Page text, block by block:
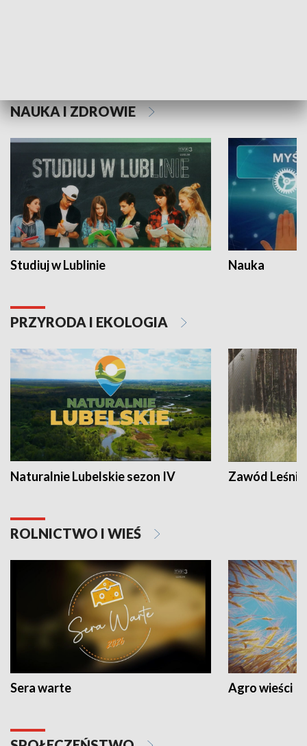
NAUKA I ZDROWIE
Studiuj w Lublinie Nauka
PRZYRODA I EKOLOGIA
Naturalnie Lubelskie sezon IV Zawód Leśnik
ROLNICTWO I WIEŚ
Sera warte Agro wieści